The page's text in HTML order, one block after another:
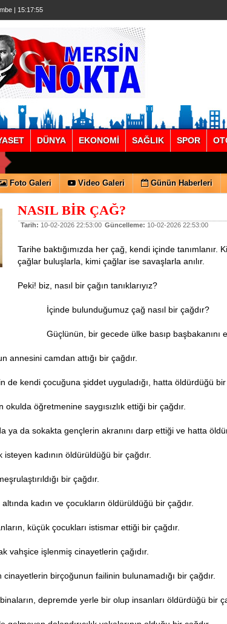
| 15:17:56
DÜNYA EKONOMİ SAĞLIK SPOR
Foto Galeri Video Galeri Günün Haberleri
NASIL BİR ÇAĞ?
Tarih: 10-02-2026 22:53:00 Güncelleme: 10-02-2026 22:53:00
Tarihe baktığımızda her çağ, kendi içinde tanımlanır.
çağlar buluşlarla, kimi çağlar ise savaşlarla anılır.
Peki! biz, nasıl bir çağın tanıklarıyız?
İçinde bulunduğumuz çağ nasıl bir çağdır?
Güçlünün, bir gecede ülke basıp başbakanını
camdan attığı bir çağdır.
çocuğuna şiddet uyguladığı, hatta öldürdüğü bir
öğretmenine saygısızlık ettiği bir çağdır.
sokakta gençlerin akranını darp ettiği ve hatta
kadının öldürüldüğü bir çağdır.
bir çağdır.
kadın ve çocukların öldürüldüğü bir çağdır.
küçük çocukları istismar ettiği bir çağdır.
işlenmiş cinayetlerin çağıdır.
birçoğunun failinin bulunamadığı bir çağdır.
depremde yerle bir olup insanları öldürdüğü bir